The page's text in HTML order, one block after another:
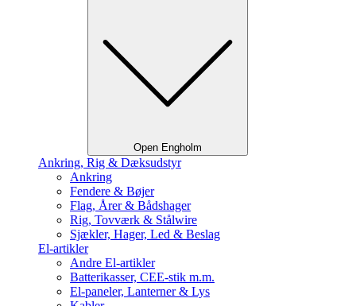
Open Engholm
Ankring, Rig & Dæksudstyr
Ankring
Fendere & Bøjer
Flag, Årer & Bådshager
Rig, Tovværk & Stålwire
Sjækler, Hager, Led & Beslag
El-artikler
Andre El-artikler
Batterikasser, CEE-stik m.m.
El-paneler, Lanterner & Lys